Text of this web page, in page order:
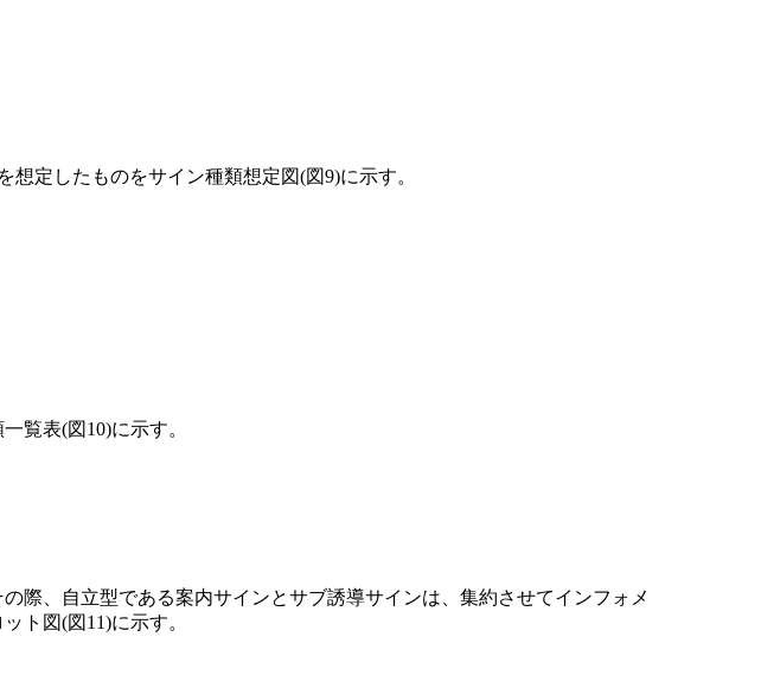
定したものをサイン種類想定図(図9)に示す。
覧表(図10)に示す。
際、自立型である案内サインとサブ誘導サインは、集約させてインフォメ
ト図(図11)に示す。